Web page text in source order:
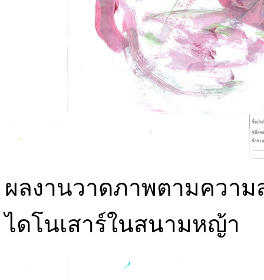
ผลงานวาดภาพตามควา
ไดโนเสาร์ในสนามหญ้า